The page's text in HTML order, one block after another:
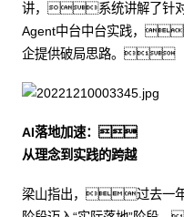
讲，系统讲解了针对
Agent中台中台实践，
企提供破局思路。
AI落地加速：
从理念到实践的跨越
梁山指出，过去一